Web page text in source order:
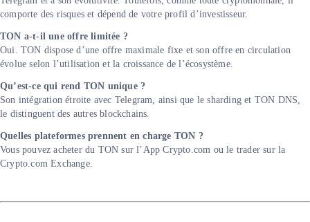
comporte des risques et dépend de votre profil d’investisseur.
TON a-t-il une offre limitée ?
Oui. TON dispose d’une offre maximale fixe et son offre en circulation
évolue selon l’utilisation et la croissance de l’écosystème.
Qu’est-ce qui rend TON unique ?
Son intégration étroite avec Telegram, ainsi que le sharding et TON DNS,
le distinguent des autres blockchains.
Quelles plateformes prennent en charge TON ?
Vous pouvez acheter du TON sur l’App Crypto.com ou le trader sur la
Crypto.com Exchange.